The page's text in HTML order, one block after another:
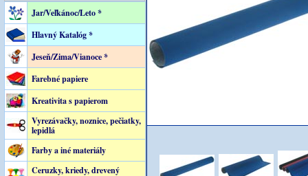
Jar/Veľkánoc/Leto *
Hlavný Katalóg *
Jeseň/Zima/Vianoce *
Farebné papiere
Kreativita s papierom
Vyrezávačky, noznice, pečiatky,
lepidlá
Farby a iné materiály
Ceruzky, kriedy, drevený